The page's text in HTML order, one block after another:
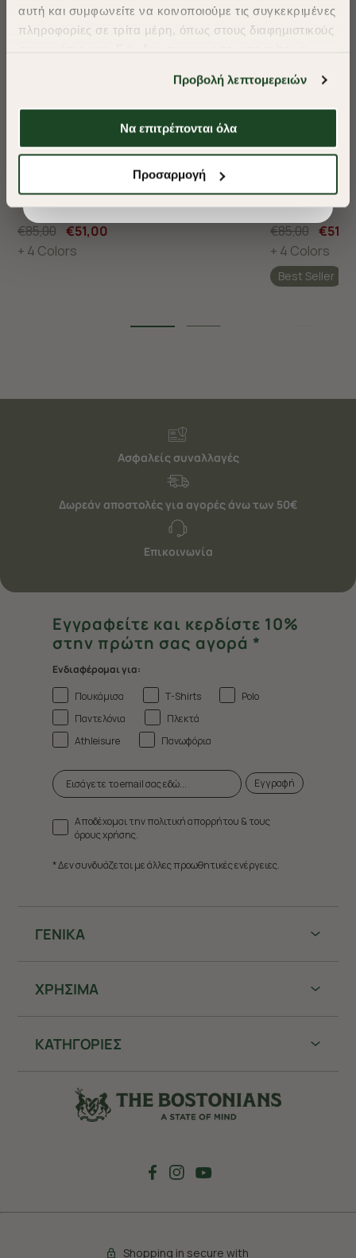
αυτή και συμφωνείτε να κοινοποιούμε τις συγκεκριμένες
πληροφορίες σε τρίτα μέρη, όπως στους διαφημιστικούς
απαιτούμενα cookies» και θα περιοριστούμε
στα cookies και τις τεχνολογίες που είναι απολύτως
απαραίτητα για την ασφαλή απόδοση και
λειτουργικότητα της ιστοσελίδας μας. Ωστόσο, λάβετε
θα μπορούμε να συλλέξουμε πληροφορίες που θα
προσφέρουμε εξατομικευμένες υπηρεσίες και
διαφημίσεις. Για να προσαρμόσετε τις επιλογές σας ή
να ανακαλέσετε τη συγκατάθεσή σας επιλέξτε το
"Ρυθμίσεις Cookies " ανά πάσα στιγμή με ισχύ για το
Προβολή λεπτομερειών
Να επιτρέπονται όλα
Προσαρμογή
-40%
ΠΑΝΤΕΛΟΝΙ CHINOS ΚΑΠΑΡΤΙΝΑ REGULAR FIT
€85,00 €51,00
+ 4 Colors
-40%
ΠΑΝΤΕΛΟΝΙ
€85,00
+ 4 Colors
Best Seller
Ασφαλείς συναλλαγές
Δωρεάν αποστολές για αγορές άνω των 50€
Επικοινωνία
ΓΕΝΙΚΑ
ΧΡHΣΙΜΑ
ΚΑΤΗΓΟΡΙΕΣ
Εγγραφείτε και κερδίστε 10%
στην πρώτη σας αγορά *
Ενδιαφέρομαι για:
Πουκάμισα
T-Shirts
Polo
Παντελόνια
Πλεκτά
Athleisure
Πανωφόρια
Εγγραφή
Αποδέχομαι την πολιτική απορρήτου & τους
όρους χρήσης.
* Δεν συνδυάζεται με άλλες προωθητικές ενέργειες.
Shopping in secure with
SUMMER SALE
Shop Now